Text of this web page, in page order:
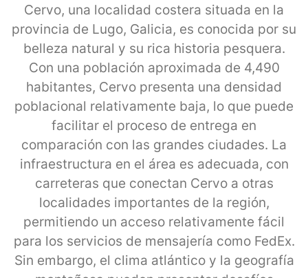
Cervo, una localidad costera situada en la
provincia de Lugo, Galicia, es conocida por su
belleza natural y su rica historia pesquera.
Con una población aproximada de 4,490
habitantes, Cervo presenta una densidad
poblacional relativamente baja, lo que puede
facilitar el proceso de entrega en
comparación con las grandes ciudades. La
infraestructura en el área es adecuada, con
carreteras que conectan Cervo a otras
localidades importantes de la región,
permitiendo un acceso relativamente fácil
para los servicios de mensajería como FedEx.
Sin embargo, el clima atlántico y la geografía